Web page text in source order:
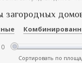
загородных
Сортировать по